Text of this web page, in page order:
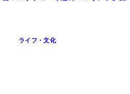
ライフ・文化